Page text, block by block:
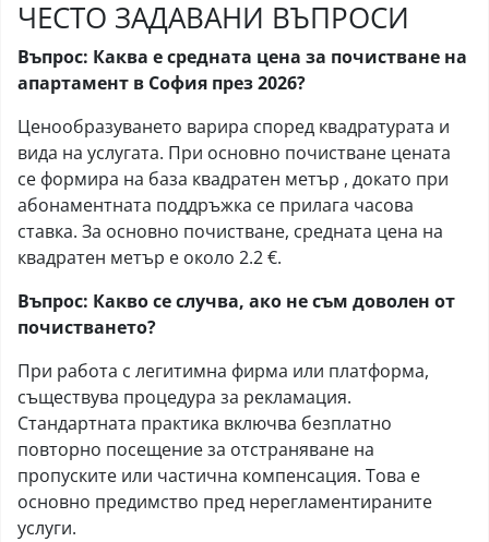
ЧЕСТО ЗАДАВАНИ ВЪПРОСИ
Въпрос: Каква е средната цена за почистване на
апартамент в София през 2026?
Ценообразуването варира според квадратурата и
вида на услугата. При основно почистване цената
се формира на база квадратен метър , докато при
абонаментната поддръжка се прилага часова
ставка. За основно почистване, средната цена на
квадратен метър е около 2.2 €.
Въпрос: Какво се случва, ако не съм доволен от
почистването?
При работа с легитимна фирма или платформа,
съществува процедура за рекламация.
Стандартната практика включва безплатно
повторно посещение за отстраняване на
пропуските или частична компенсация. Това е
основно предимство пред нерегламентираните
услуги.